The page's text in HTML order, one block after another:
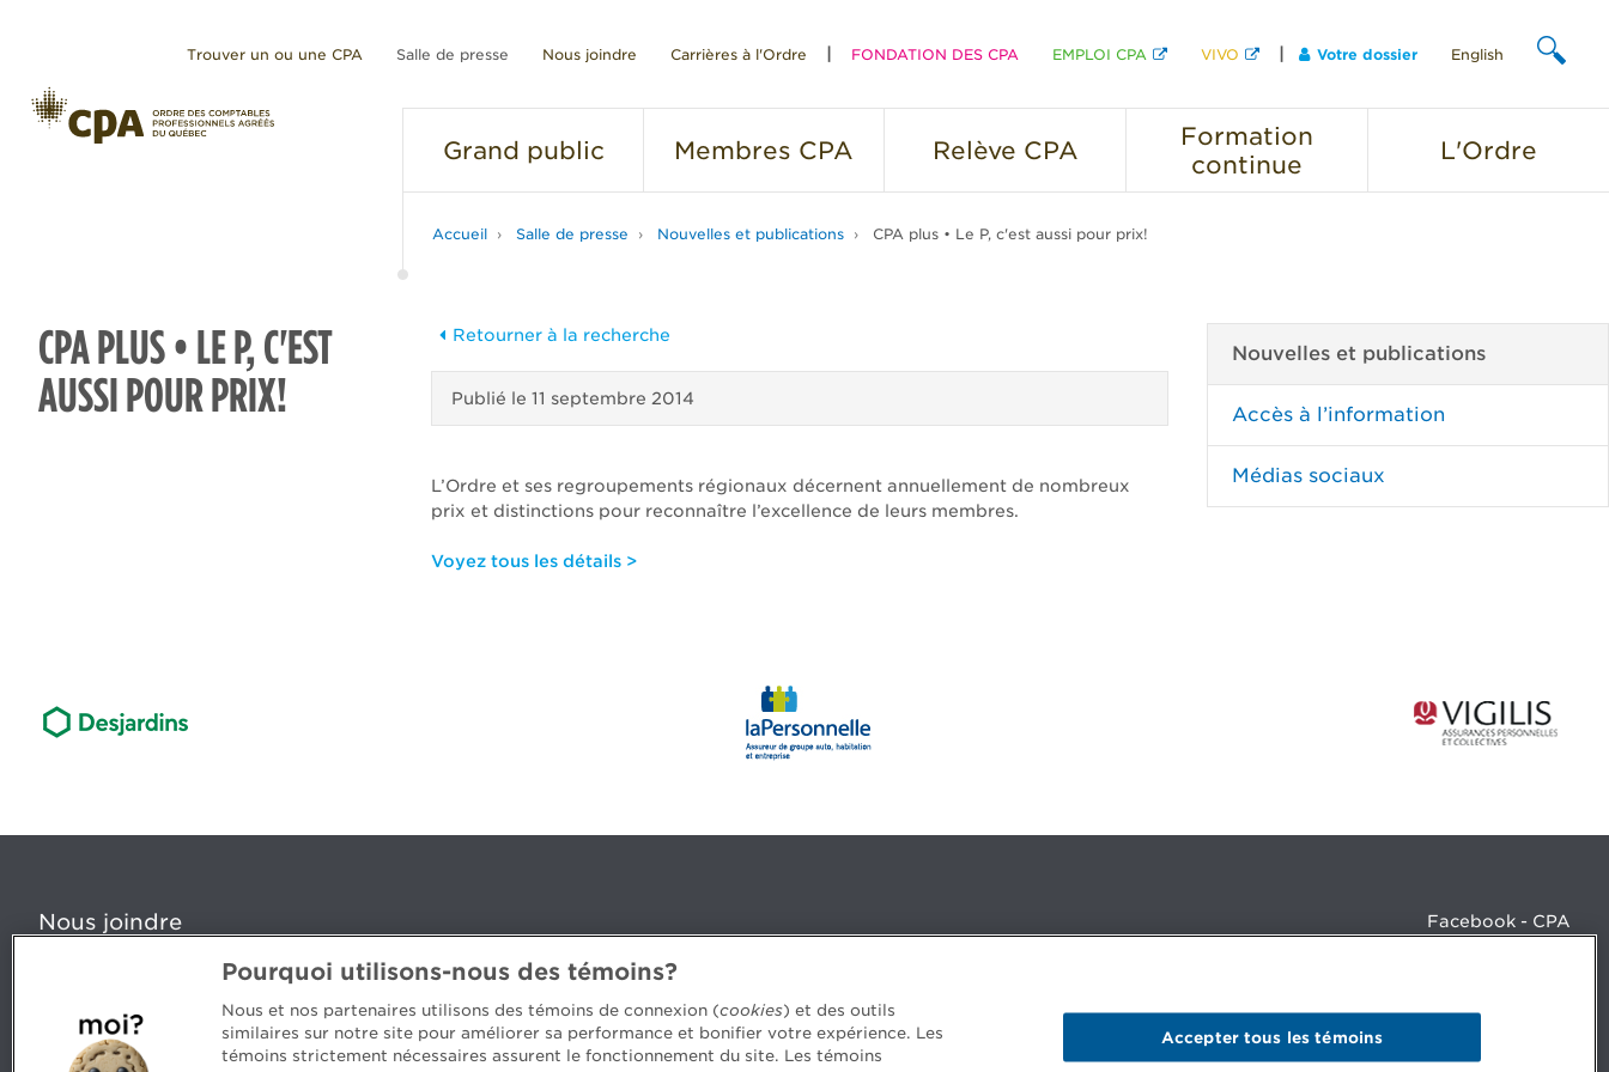
Trouver un ou une CPA Salle de presse Nous joindre Carrières à l'Ordre FONDATION DES CPA EMPLOI CPA VIVO Votre dossier English
Grand public Membres CPA Relève CPA
Formation
continue
L'Ordre
Accueil Salle de presse Nouvelles et publications CPA plus • Le P, c'est aussi pour prix!
CPA PLUS • LE P, C'EST
AUSSI POUR PRIX!
Retourner à la recherche
Publié le 11 septembre 2014
L’Ordre et ses regroupements régionaux décernent annuellement de nombreux
prix et distinctions pour reconnaître l’excellence de leurs membres.
Voyez tous les détails >
Nouvelles et publications
Accès à l’information
Médias sociaux
Nous joindre
5, Place Ville Marie, bureau 800, Montréal (Québec) H3B 2G2
Des questions? Faites appel à notre équipe >
Facebook - CPA
LinkedIn - 20 minutes CPA
LinkedIn - Emploi CPA
Pourquoi utilisons-nous des témoins?
Nous et nos partenaires utilisons des témoins de connexion (cookies) et des outils
similaires sur notre site pour améliorer sa performance et bonifier votre expérience. Les
témoins strictement nécessaires assurent le fonctionnement du site. Les témoins
Accepter tous les témoins